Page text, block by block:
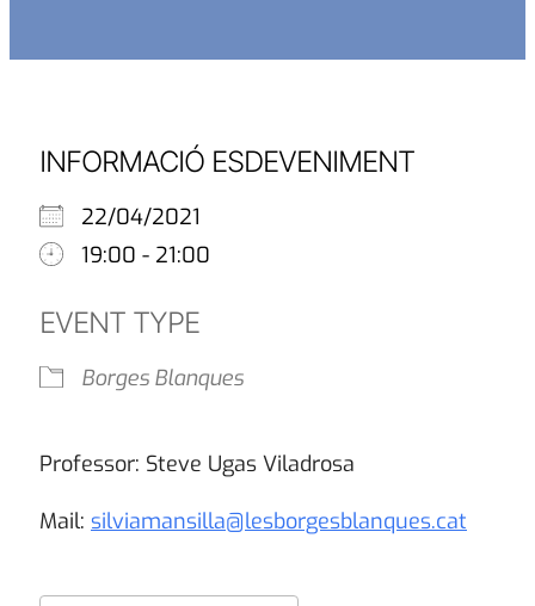
INFORMACIÓ ESDEVENIMENT
22/04/2021
19:00 - 21:00
EVENT TYPE
Borges Blanques
Professor: Steve Ugas Viladrosa
Mail: silviamansilla@lesborgesblanques.cat